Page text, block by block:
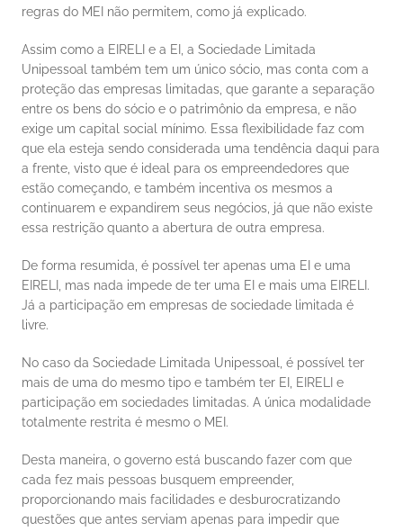
regras do MEI não permitem, como já explicado.
Assim como a EIRELI e a EI, a Sociedade Limitada
Unipessoal também tem um único sócio, mas conta com a
proteção das empresas limitadas, que garante a separação
entre os bens do sócio e o patrimônio da empresa, e não
exige um capital social mínimo. Essa flexibilidade faz com
que ela esteja sendo considerada uma tendência daqui para
a frente, visto que é ideal para os empreendedores que
estão começando, e também incentiva os mesmos a
continuarem e expandirem seus negócios, já que não existe
essa restrição quanto a abertura de outra empresa.
De forma resumida, é possível ter apenas uma EI e uma
EIRELI, mas nada impede de ter uma EI e mais uma EIRELI.
Já a participação em empresas de sociedade limitada é
livre.
No caso da Sociedade Limitada Unipessoal, é possível ter
mais de uma do mesmo tipo e também ter EI, EIRELI e
participação em sociedades limitadas. A única modalidade
totalmente restrita é mesmo o MEI.
Desta maneira, o governo está buscando fazer com que
cada fez mais pessoas busquem empreender,
proporcionando mais facilidades e desburocratizando
questões que antes serviam apenas para impedir que